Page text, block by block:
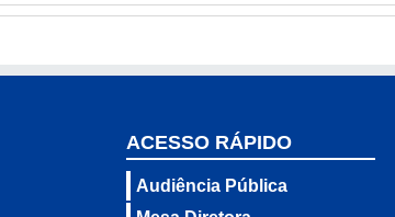
ACESSO RÁPIDO
Audiência Pública